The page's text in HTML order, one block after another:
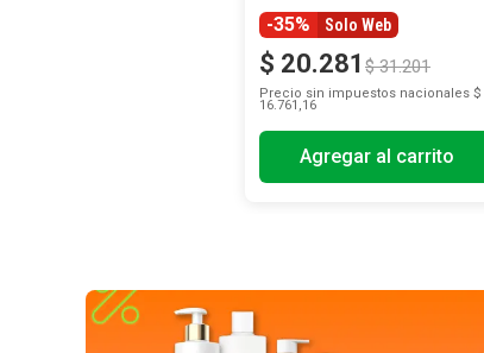
-35% Solo Web
$ 20.281 $ 31.201
Precio sin impuestos nacionales $
16.761,16
Agregar al carrito